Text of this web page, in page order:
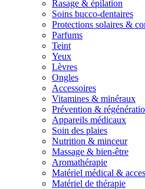
Rasage & épilation
Soins bucco-dentaires
Protections solaires &
Parfums
Teint
Yeux
Lèvres
Ongles
Accessoires
Vitamines & minéraux
Prévention &
Appareils médicaux
Soin des plaies
Nutrition & minceur
Massage & bien-être
Aromathérapie
Matériel médical &
Matériel de thérapie